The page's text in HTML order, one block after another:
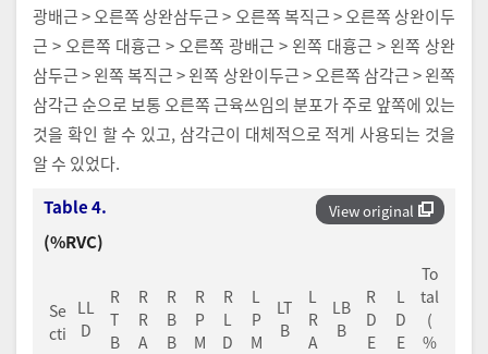
광배근 > 오른쪽 상완삼두근 > 오른쪽 복직근 > 오른쪽 상완이두
근 > 오른쪽 대흉근 > 오른쪽 광배근 > 왼쪽 대흉근 > 왼쪽 상완
삼두근 > 왼쪽 복직근 > 왼쪽 상완이두근 > 오른쪽 삼각근 > 왼쪽
삼각근 순으로 보통 오른쪽 근육쓰임의 분포가 주로 앞쪽에 있는
것을 확인 할 수 있고, 삼각근이 대체적으로 적게 사용되는 것을
알 수 있었다.
View original
Table 4.
(%RVC)
Se
cti
LL
D
R
T
B
R
R
A
R
B
B
R
P
M
R
L
D
L
P
M
LT
B
L
R
A
LB
B
R
D
E
L
D
E
To
tal
(
%